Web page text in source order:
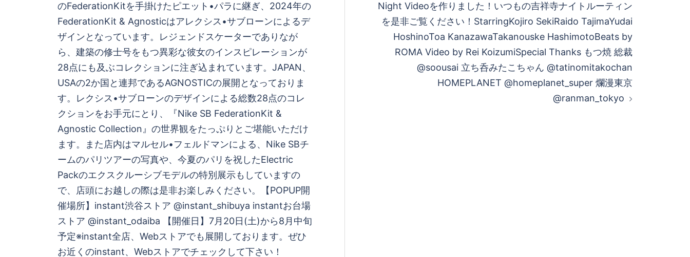
のFederationKitを手掛けたピエット•パラに継ぎ、2024年の
FederationKit & Agnosticはアレクシス•サブローンによるデ
ザインとなっています。レジェンドスケーターでありなが
ら、建築の修士号をもつ異彩な彼女のインスピレーションが
28点にも及ぶコレクションに注ぎ込まれています。JAPAN、
USAの2か国と連邦であるAGNOSTICの展開となっておりま
す。レクシス•サブローンのデザインによる総数28点のコレ
クションをお手元にとり、『Nike SB FederationKit &
Agnostic Collection』の世界観をたっぷりとご堪能いただけ
ます。また店内はマルセル•フェルドマンによる、Nike SBチ
ームのパリツアーの写真や、今夏のパリを祝したElectric
Packのエクスクルーシブモデルの特別展示もしていますの
で、店頭にお越しの際は是非お楽しみください。【POPUP開
催場所】instant渋谷ストア @instant_shibuya instantお台場
ストア @instant_odaiba 【開催日】7月20日(土)から8月中旬
予定※instant全店、Webストアでも展開しております。ぜひ
お近くのinstant、Webストアでチェックして下さい！
Night Videoを作りました！いつもの吉祥寺ナイトルーティン
を是非ご覧ください！StarringKojiro SekiRaido TajimaYudai
HoshinoToa KanazawaTakanouske HashimotoBeats by
ROMA Video by Rei KoizumiSpecial Thanks もつ焼 総裁
@soousai 立ち呑みたこちゃん @tatinomitakochan
HOMEPLANET @homeplanet_super 爛漫東京
@ranman_tokyo